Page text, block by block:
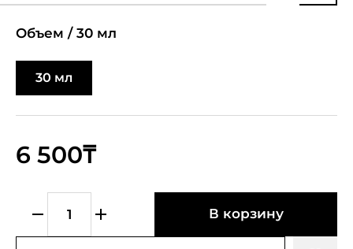
Объем / 30 мл
30 мл
6 500₸
В корзину